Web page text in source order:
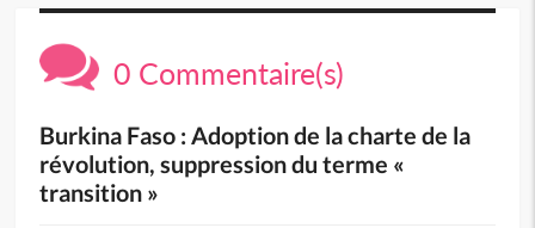
0 Commentaire(s)
Burkina Faso : Adoption de la charte de la
révolution, suppression du terme «
transition »